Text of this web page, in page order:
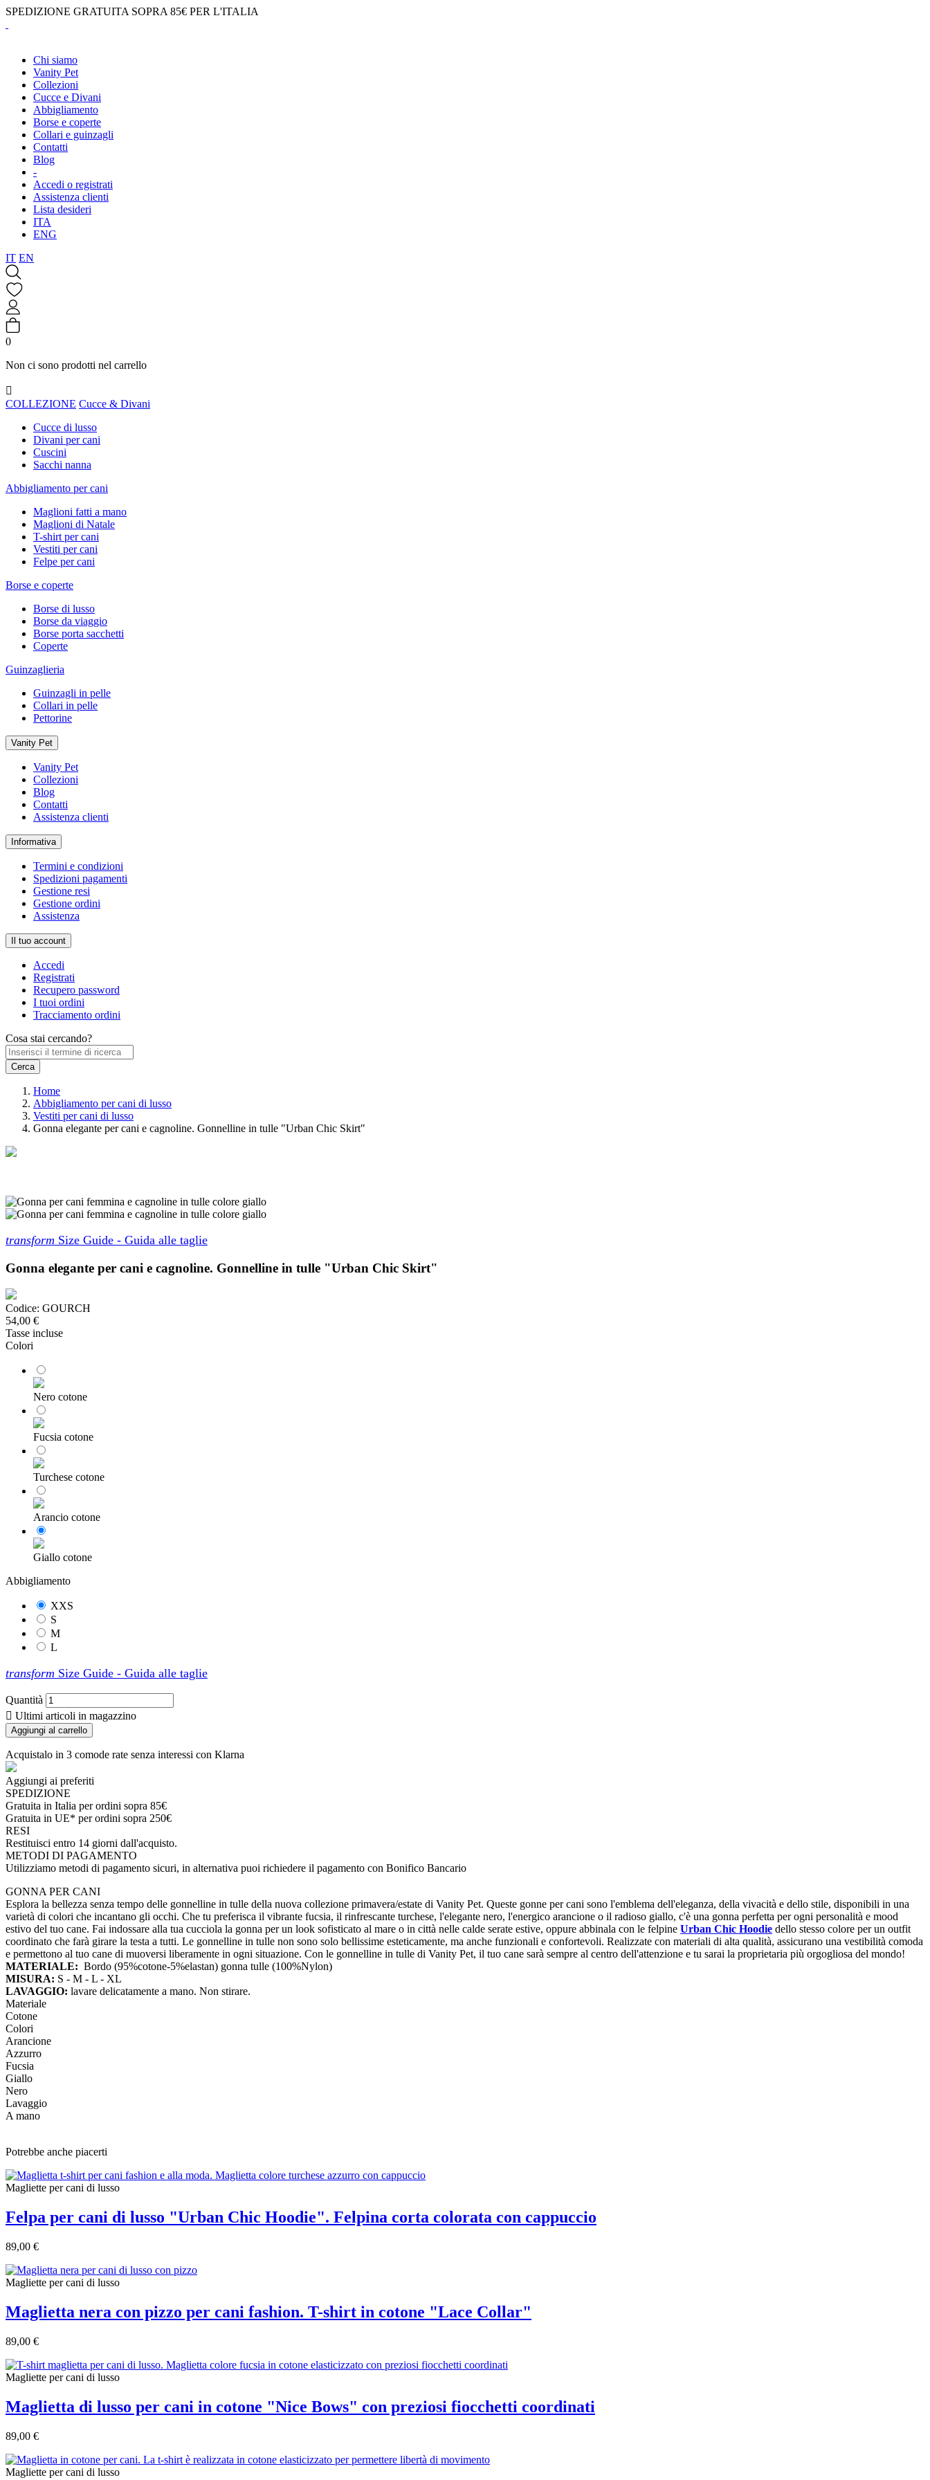
SPEDIZIONE GRATUITA SOPRA 85€ PER L'ITALIA
Chi siamo
Vanity Pet
Collezioni
Cucce e Divani
Abbigliamento
Borse e coperte
Collari e guinzagli
Contatti
Blog
-
Accedi o registrati
Assistenza clienti
Lista desideri
ITA
ENG
IT EN
0
Non ci sono prodotti nel carrello

COLLEZIONE Cucce & Divani
Cucce di lusso
Divani per cani
Cuscini
Sacchi nanna
Abbigliamento per cani
Maglioni fatti a mano
Maglioni di Natale
T-shirt per cani
Vestiti per cani
Felpe per cani
Borse e coperte
Borse di lusso
Borse da viaggio
Borse porta sacchetti
Coperte
Guinzaglieria
Guinzagli in pelle
Collari in pelle
Pettorine
Vanity Pet
Vanity Pet
Collezioni
Blog
Contatti
Assistenza clienti
Informativa
Termini e condizioni
Spedizioni pagamenti
Gestione resi
Gestione ordini
Assistenza
Il tuo account
Accedi
Registrati
Recupero password
I tuoi ordini
Tracciamento ordini
Cosa stai cercando?
Home
Abbigliamento per cani di lusso
Vestiti per cani di lusso
Gonna elegante per cani e cagnoline. Gonnelline in tulle "Urban Chic Skirt"
transform Size Guide - Guida alle taglie
Gonna elegante per cani e cagnoline. Gonnelline in tulle "Urban Chic Skirt"
Codice: GOURCH
54,00 €
Tasse incluse
Colori
Nero cotone
Fucsia cotone
Turchese cotone
Arancio cotone
Giallo cotone
Abbigliamento
XXS
S
M
L
transform Size Guide - Guida alle taglie
Quantità
 Ultimi articoli in magazzino
Aggiungi al carrello
Acquistalo in 3 comode rate senza interessi con Klarna
Aggiungi ai preferiti
SPEDIZIONE
Gratuita in Italia per ordini sopra 85€
Gratuita in UE* per ordini sopra 250€
RESI
Restituisci entro 14 giorni dall'acquisto.
METODI DI PAGAMENTO
Utilizziamo metodi di pagamento sicuri, in alternativa puoi richiedere il pagamento con Bonifico Bancario
GONNA PER CANI
Esplora la bellezza senza tempo delle gonnelline in tulle della nuova collezione primavera/estate di Vanity Pet. Queste gonne per cani sono l'emblema dell'eleganza, della vivacità e dello stile, disponibili in una
varietà di colori che incantano gli occhi. Che tu preferisca il vibrante fucsia, il rinfrescante turchese, l'elegante nero, l'energico arancione o il radioso giallo, c'è una gonna perfetta per ogni personalità e mood
estivo del tuo cane. Fai indossare alla tua cucciola la gonna per un look sofisticato al mare o in città nelle calde serate estive, oppure abbinala con le felpine Urban Chic Hoodie dello stesso colore per un outfit
coordinato che farà girare la testa a tutti. Le gonnelline in tulle non sono solo bellissime esteticamente, ma anche funzionali e confortevoli. Realizzate con materiali di alta qualità, assicurano una vestibilità comoda
e permettono al tuo cane di muoversi liberamente in ogni situazione. Con le gonnelline in tulle di Vanity Pet, il tuo cane sarà sempre al centro dell'attenzione e tu sarai la proprietaria più orgogliosa del mondo!
MATERIALE: Bordo (95%cotone-5%elastan) gonna tulle (100%Nylon)
MISURA: S - M - L - XL
LAVAGGIO: lavare delicatamente a mano. Non stirare.
Materiale
Cotone
Colori
Arancione
Azzurro
Fucsia
Giallo
Nero
Lavaggio
A mano
Potrebbe anche piacerti
Magliette per cani di lusso
Felpa per cani di lusso "Urban Chic Hoodie". Felpina corta colorata con cappuccio
89,00 €
Magliette per cani di lusso
Maglietta nera con pizzo per cani fashion. T-shirt in cotone "Lace Collar"
89,00 €
Magliette per cani di lusso
Maglietta di lusso per cani in cotone "Nice Bows" con preziosi fiocchetti coordinati
89,00 €
Magliette per cani di lusso